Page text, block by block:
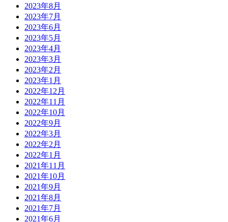
2023年8月
2023年7月
2023年6月
2023年5月
2023年4月
2023年3月
2023年2月
2023年1月
2022年12月
2022年11月
2022年10月
2022年9月
2022年3月
2022年2月
2022年1月
2021年11月
2021年10月
2021年9月
2021年8月
2021年7月
2021年6月